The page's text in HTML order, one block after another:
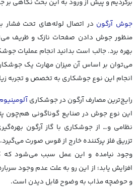
برگردیم و پیش از ورود به این بحث نگاهی
جوش آرگون در اتصال لوله‌های تحت فشار
منظور جوش دادن صفحات نازک و ظریف
بهره برد. جالب است بدانید انجام عملیات
می‌توان بر اساس آن میزان مهارت یک
انجام این نوع جوشکاری به تخصص و تجربه
رایج‌ترین مصارف آرگون در جوشکاری
این نوع جوش در صنایع گوناگونی هم‌چون
نظامی و… از جوشکاری با گاز آرگون
تزریق فلز پرکننده خارج از قوس صورت
وجود نیامده و این عمل سبب می‌شود که
افزایش یابد؛ از این رو به علت عدم وجود
و حوضچه مذاب به وضوح قابل دیدن است.